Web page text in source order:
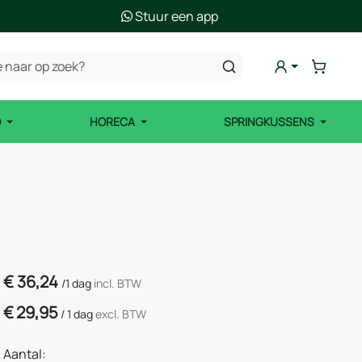
Stuur een app
HORECA SPRINGKUSSENS
€36,24 /1 dag incl. BTW
€29,95 /1 dagexcl. BTW
Aantal: